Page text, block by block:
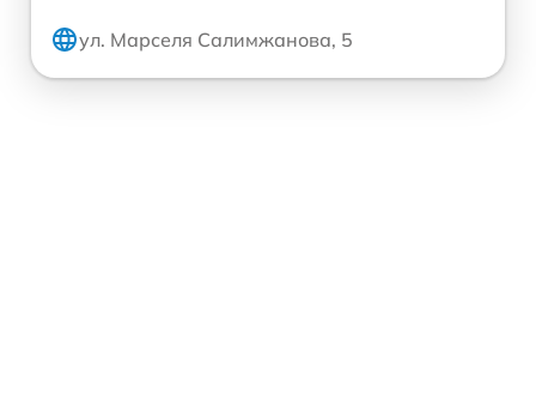
ул. Марселя Салимжанова, 5